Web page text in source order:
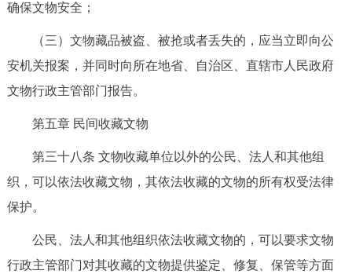
确保文物安全；
（三）文物藏品被盗、被抢或者丢失的，应当立即向公
安机关报案，并同时向所在地省、自治区、直辖市人民政府
文物行政主管部门报告。
第五章 民间收藏文物
第三十八条 文物收藏单位以外的公民、法人和其他组
织，可以依法收藏文物，其依法收藏的文物的所有权受法律
保护。
公民、法人和其他组织依法收藏文物的，可以要求文物
行政主管部门对其收藏的文物提供鉴定、修复、保管等方面